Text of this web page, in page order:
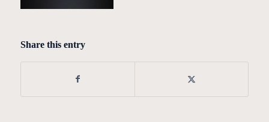
Share this entry